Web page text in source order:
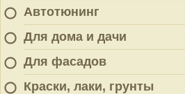
Автотюнинг
Для дома и дачи
Для фасадов
Краски, лаки, грунты